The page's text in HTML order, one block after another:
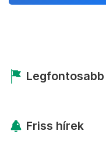
Legfontosabb
Friss hírek